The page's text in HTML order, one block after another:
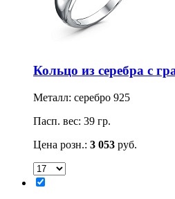
Кольцо из серебра с
Металл: серебро 925
Пасп. вес: 39 гр.
Цена розн.: 3 053 руб.